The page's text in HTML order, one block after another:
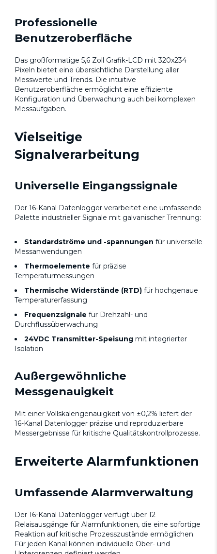
Professionelle
Benutzeroberfläche
Das großformatige 5,6 Zoll Grafik-LCD mit 320x234
Pixeln bietet eine übersichtliche Darstellung aller
Messwerte und Trends. Die intuitive
Benutzeroberfläche ermöglicht eine effiziente
Konfiguration und Überwachung auch bei komplexen
Messaufgaben.
Vielseitige
Signalverarbeitung
Universelle Eingangssignale
Der 16-Kanal Datenlogger verarbeitet eine umfassende
Palette industrieller Signale mit galvanischer Trennung:
Standardströme und -spannungen für universelle
Messanwendungen
Thermoelemente für präzise
Temperaturmessungen
Thermische Widerstände (RTD) für hochgenaue
Temperaturerfassung
Frequenzsignale für Drehzahl- und
Durchflussüberwachung
24VDC Transmitter-Speisung mit integrierter
Isolation
Außergewöhnliche
Messgenauigkeit
Mit einer Vollskalengenauigkeit von ±0,2% liefert der
16-Kanal Datenlogger präzise und reproduzierbare
Messergebnisse für kritische Qualitätskontrollprozesse.
Erweiterte Alarmfunktionen
Umfassende Alarmverwaltung
Der 16-Kanal Datenlogger verfügt über 12
Relaisausgänge für Alarmfunktionen, die eine sofortige
Reaktion auf kritische Prozesszustände ermöglichen.
Für jeden Kanal können individuelle Ober- und